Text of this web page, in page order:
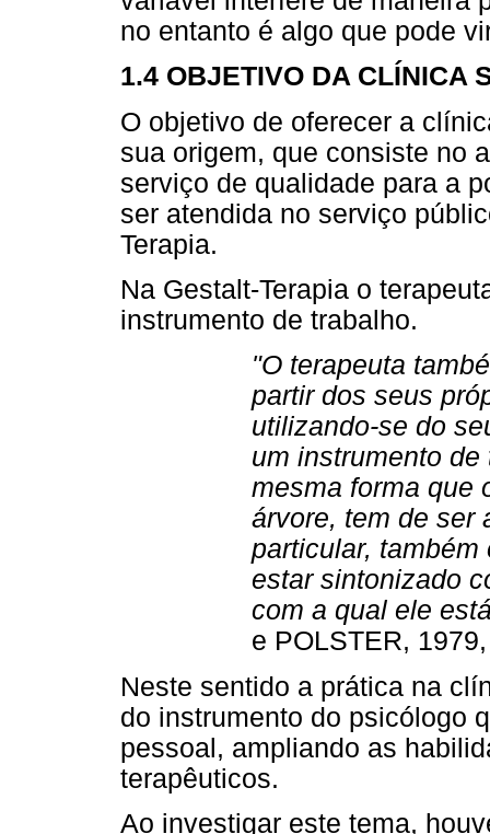
no entanto é algo que pode
1.4 OBJETIVO DA CLÍNICA
O objetivo de oferecer a
sua origem, que consiste no
serviço de qualidade para a
ser atendida no serviço
Terapia.
Na Gestalt-Terapia o
instrumento de trabalho.
"O terapeuta
partir dos seus
utilizando-se do
um instrumento
mesma forma que
árvore, tem de ser
particular,
estar sintonizado
com a qual ele
e POLSTER,
Neste sentido a prática na
do instrumento do psicólogo
pessoal, ampliando as
terapêuticos.
Ao investigar este tema,